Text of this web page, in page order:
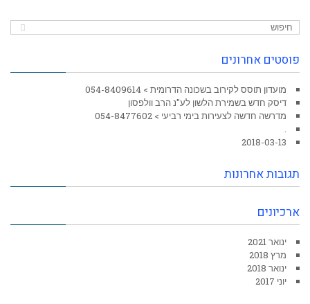
פוסטים אחרונים
מועדון תוסס לקירוב בשכונה הדרומית > 054-8409614
דיסק חדש בשמירת הלשון לע"נ הרב וולפסון
מדרשה חדשה לצעירות בימי רביעי > 054-8477602
.
2018-03-13
תגובות אחרונות
ארכיונים
ינואר 2021
מרץ 2018
ינואר 2018
יוני 2017